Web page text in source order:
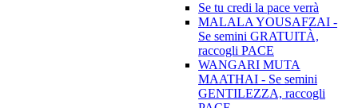
Se tu credi la pace verrà
MALALA YOUSAFZAI -
Se semini GRATUITÀ,
raccogli PACE
WANGARI MUTA
MAATHAI - Se semini
GENTILEZZA, raccogli